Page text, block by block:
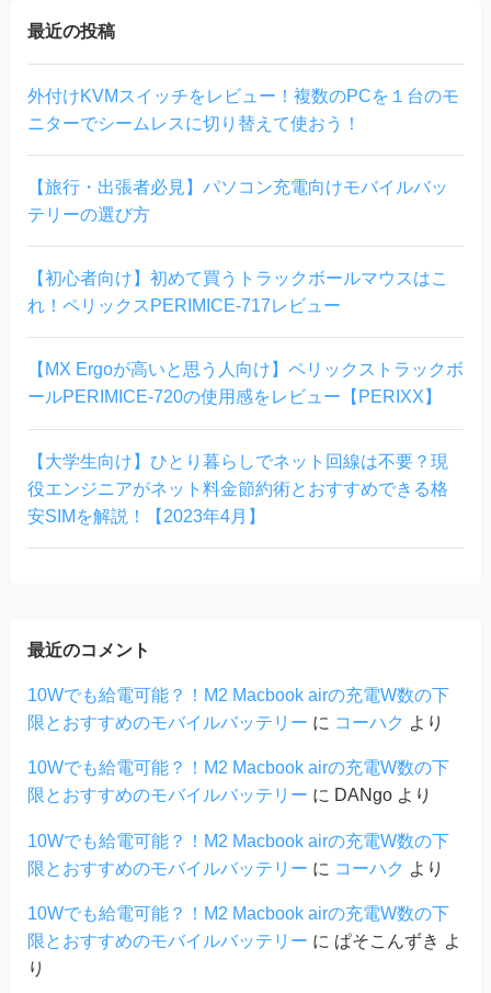
最近の投稿
外付けKVMスイッチをレビュー！複数のPCを１台のモ
ニターでシームレスに切り替えて使おう！
【旅行・出張者必見】パソコン充電向けモバイルバッ
テリーの選び方
【初心者向け】初めて買うトラックボールマウスはこ
れ！ペリックスPERIMICE-717レビュー
【MX Ergoが高いと思う人向け】ペリックストラックボ
ールPERIMICE-720の使用感をレビュー【PERIXX】
【大学生向け】ひとり暮らしでネット回線は不要？現
役エンジニアがネット料金節約術とおすすめできる格
安SIMを解説！【2023年4月】
最近のコメント
10Wでも給電可能？！M2 Macbook airの充電W数の下
限とおすすめのモバイルバッテリー に コーハク より
10Wでも給電可能？！M2 Macbook airの充電W数の下
限とおすすめのモバイルバッテリー に DANgoより
10Wでも給電可能？！M2 Macbook airの充電W数の下
限とおすすめのモバイルバッテリー に コーハク より
10Wでも給電可能？！M2 Macbook airの充電W数の下
限とおすすめのモバイルバッテリー に ぱそこんずき よ
り